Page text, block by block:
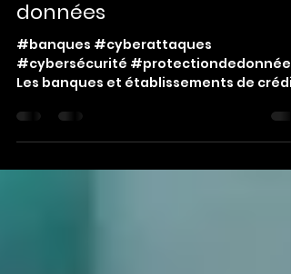
La priorité des banques en
terme de protection de
données
#cybersécurité #protectiondedonnées
Les banques et établissements de crédit